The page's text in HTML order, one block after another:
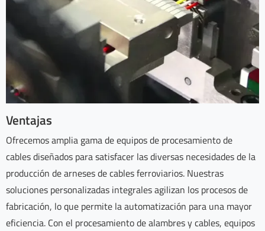
Ventajas
Ofrecemos amplia gama de equipos de procesamiento de
cables diseñados para satisfacer las diversas necesidades de la
producción de arneses de cables ferroviarios. Nuestras
soluciones personalizadas integrales agilizan los procesos de
fabricación, lo que permite la automatización para una mayor
eficiencia. Con el procesamiento de alambres y cables, equipos